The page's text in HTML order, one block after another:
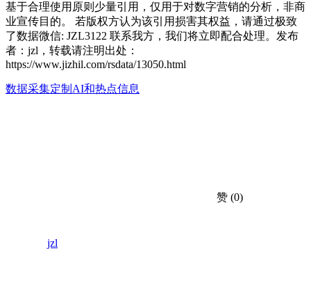
基于合理使用原则少量引用，仅用于对数字营销的分析，非商
业宣传目的。 若版权方认为该引用损害其权益，请通过极致
了数据微信: JZL3122 联系我方，我们将立即配合处理。发布
者：jzl，转载请注明出处：
https://www.jizhil.com/rsdata/13050.html
数据采集定制 AI和热点信息
赞 (0)
jzl